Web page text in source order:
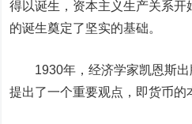
得以诞生，资本主义生产关系开
的诞生奠定了坚实的基础。
1930年，经济学家凯恩斯出
提出了一个重要观点，即货币的